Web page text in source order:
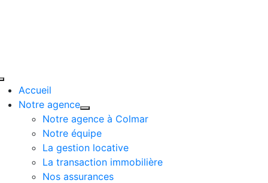
Accueil
Notre agence
Notre agence à Colmar
Notre équipe
La gestion locative
La transaction immobilière
Nos assurances